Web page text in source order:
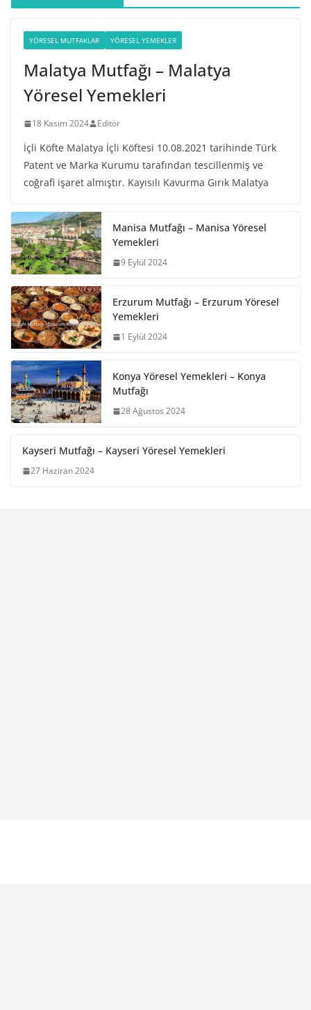
YÖRESEL MUTFAKLAR YÖRESEL YEMEKLER
Malatya Mutfağı – Malatya
Yöresel Yemekleri
18 Kasım 2024 Editör
İçli Köfte Malatya İçli Köftesi 10.08.2021 tarihinde Türk
Patent ve Marka Kurumu tarafından tescillenmiş ve
coğrafi işaret almıştır. Kayısılı Kavurma Gırık Malatya
Manisa Mutfağı – Manisa Yöresel
Yemekleri
9 Eylül 2024
Erzurum Mutfağı – Erzurum Yöresel
Yemekleri
1 Eylül 2024
Konya Yöresel Yemekleri – Konya
Mutfağı
28 Ağustos 2024
Kayseri Mutfağı – Kayseri Yöresel Yemekleri
27 Haziran 2024